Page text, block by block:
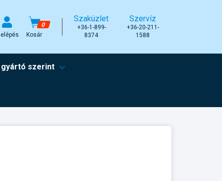
0
Kosár
Szaküzlet
+36-1-899-
8374
Szervíz
+36-20-211-
1588
szerint